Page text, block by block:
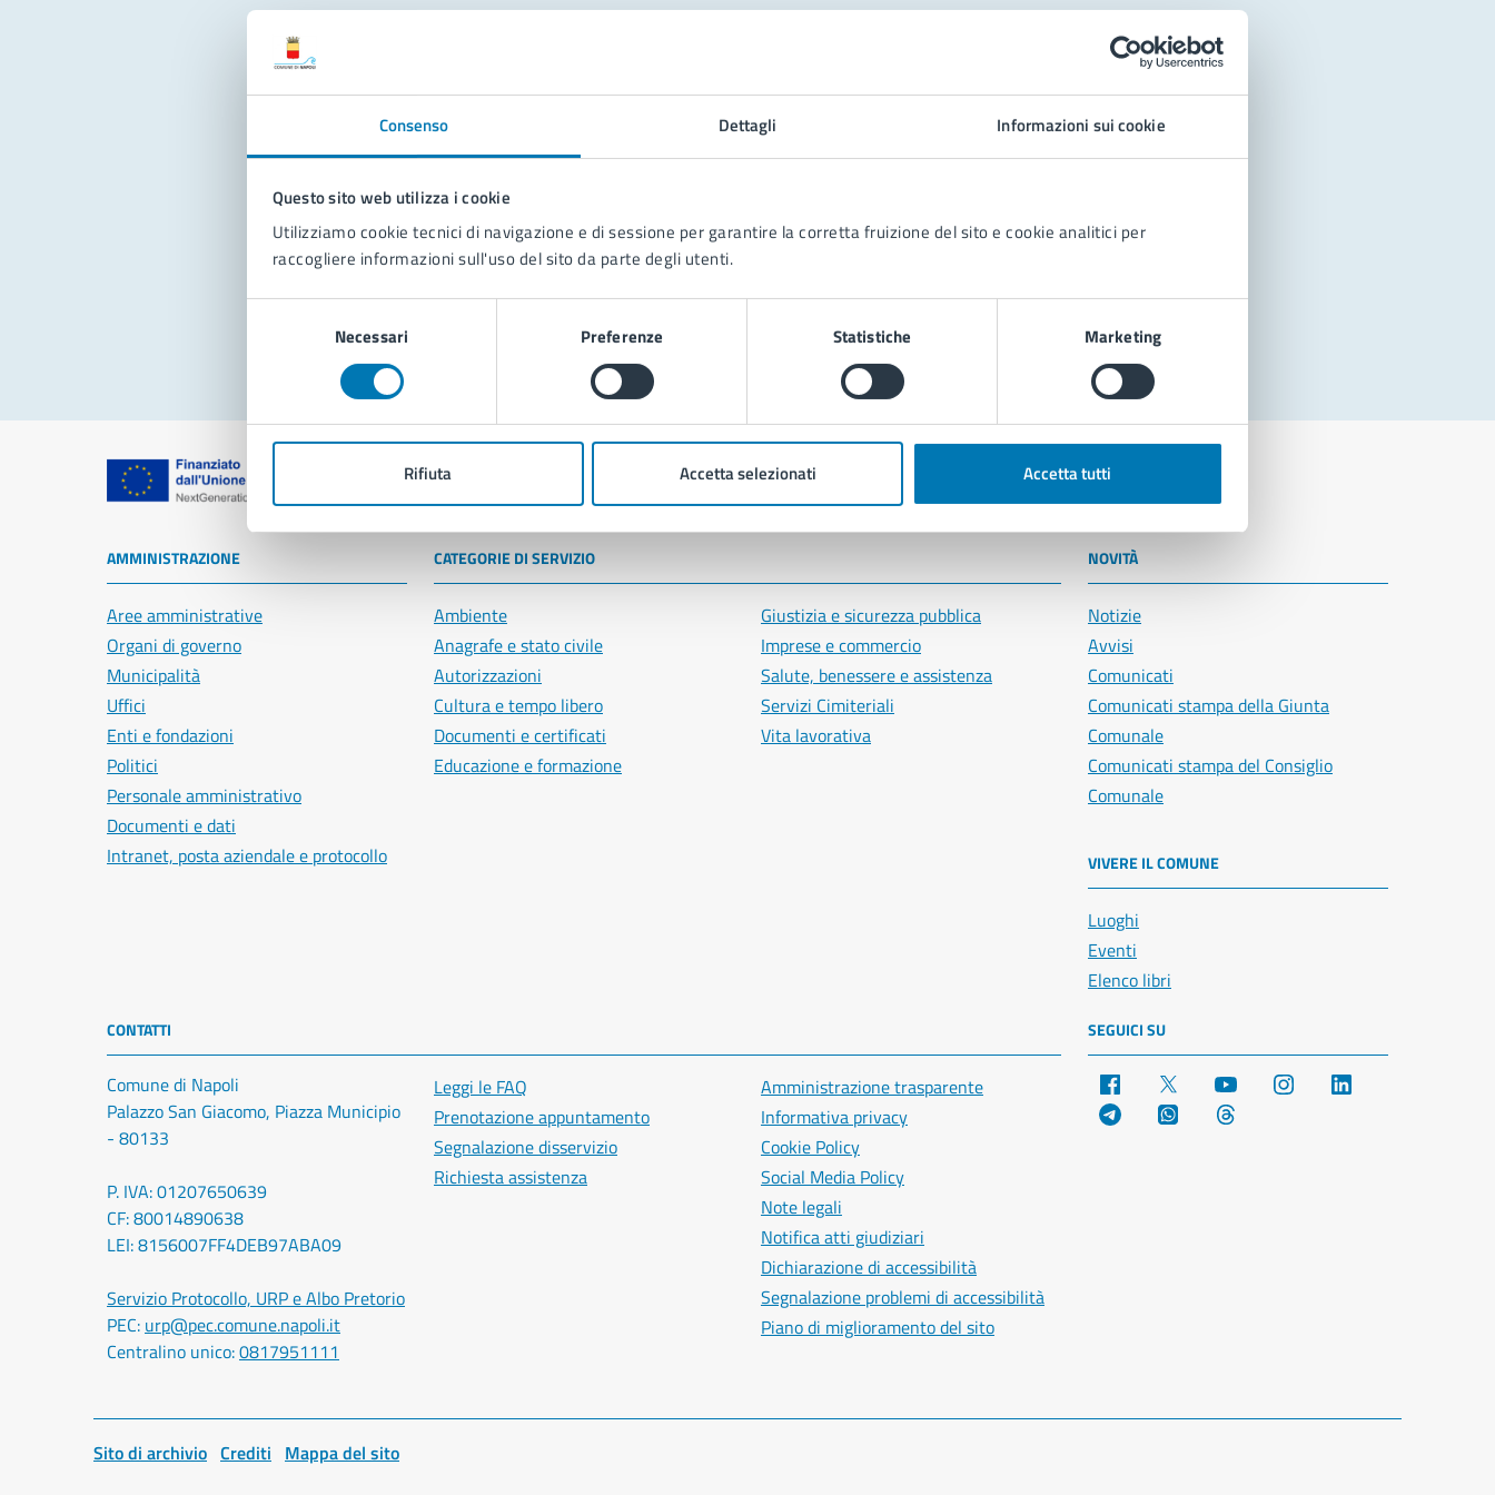
Consenso Dettagli Informazioni sui cookie
Questo sito web utilizza i cookie
Utilizziamo cookie tecnici di navigazione e di sessione per garantire la corretta fruizione del sito e cookie analitici per
raccogliere informazioni sull'uso del sito da parte degli utenti.
Necessari Preferenze Statistiche Marketing
Rifiuta Accetta selezionati Accetta tutti
Problemi in città
Segnala disservizio
Comune di Napoli
AMMINISTRAZIONE
Aree amministrative
Organi di governo
Municipalità
Uffici
Enti e fondazioni
Politici
Personale amministrativo
Documenti e dati
Intranet, posta aziendale e protocollo
CATEGORIE DI SERVIZIO
Ambiente
Anagrafe e stato civile
Autorizzazioni
Cultura e tempo libero
Documenti e certificati
Educazione e formazione
Giustizia e sicurezza pubblica
Imprese e commercio
Salute, benessere e assistenza
Servizi Cimiteriali
Vita lavorativa
NOVITÀ
Notizie
Avvisi
Comunicati
Comunicati stampa della Giunta
Comunale
Comunicati stampa del Consiglio
Comunale
VIVERE IL COMUNE
Luoghi
Eventi
Elenco libri
CONTATTI
Comune di Napoli
Palazzo San Giacomo, Piazza Municipio
- 80133
P. IVA: 01207650639
CF: 80014890638
LEI: 8156007FF4DEB97ABA09
Servizio Protocollo, URP e Albo Pretorio
PEC: urp@pec.comune.napoli.it
Centralino unico:0817951111
Leggi le FAQ
Prenotazione appuntamento
Segnalazione disservizio
Richiesta assistenza
Amministrazione trasparente
Informativa privacy
Cookie Policy
Social Media Policy
Note legali
Notifica atti giudiziari
Dichiarazione di accessibilità
Segnalazione problemi di accessibilità
Piano di miglioramento del sito
SEGUICI SU
Facebook YouTube Instagram
Telegram WhatsApp
Sito di archivio Crediti Mappa del sito